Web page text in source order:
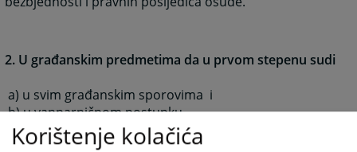
2. U građanskim predmetima da u prvom stepenu sudi
a) u svim građanskim sporovima i
b) u vanparničnom postupku
Korištenje kolačića